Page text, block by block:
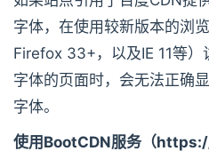
字体，在使用较新版本的浏
Firefox 33+，以及IE 11等
字体的页面时，会无法正确
字体。
使用BootCDN服务（